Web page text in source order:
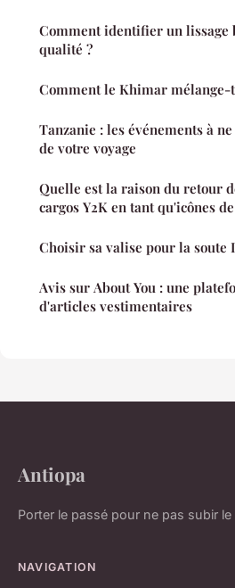
Comment identifier un lissage
qualité ?
Comment le Khimar
Tanzanie : les événements à
de votre voyage
Quelle est la raison du retour
cargos Y2K en tant qu'icônes
Choisir sa valise pour la soute
Avis sur About You : une
d'articles vestimentaires
Antiopa
Porter le passé pour ne pas subir
NAVIGATION